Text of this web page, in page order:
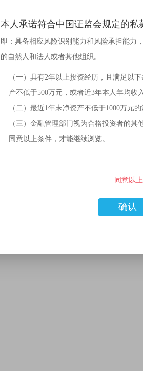
本人承诺符合中国证监会规定的
即：具备相应风险识别能力和风险承担能力
的自然人和法人或者其他组织。
（一）具有2年以上投资经历，且满足以
产不低于500万元，或者近3年本人年均收
（二）最近1年末净资产不低于1000万元
（三）金融管理部门视为合格投资者的其
同意以上条件，才能继续浏览。
同意以
确认